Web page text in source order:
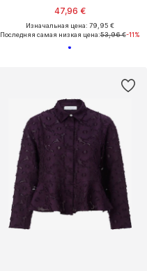
47,96 €
Изначальная цена: 79,95 €
Последняя самая низкая цена:53,96 €-11%